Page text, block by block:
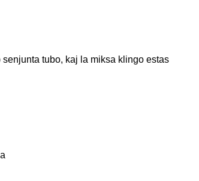
tubo, kaj la miksa klingo estas